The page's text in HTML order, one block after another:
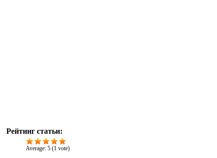
Рейтинг статьи:
Average:5 (1 vote)